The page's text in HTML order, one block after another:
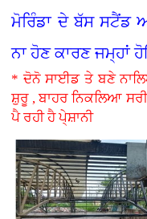
ਮੋਰਿੰਡਾ ਦੇ ਬੱਸ ਸਟੈਂਡ
ਨਾ ਹੋਣ ਕਾਰਣ ਜਮ੍ਹਾਂ
* ਦੋਨੋ ਸਾਈਡ ਤੇ ਬਣੇ
ਸ਼ੁਰੂ , ਬਾਹਰ ਨਿਕਲਿਆ
ਪੈ ਰਹੀ ਹੈ ਪੇ੍ਸ਼ਾਨੀ